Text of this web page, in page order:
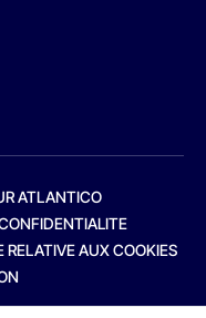
ATLANTICO
RELATIVE AUX COOKIES